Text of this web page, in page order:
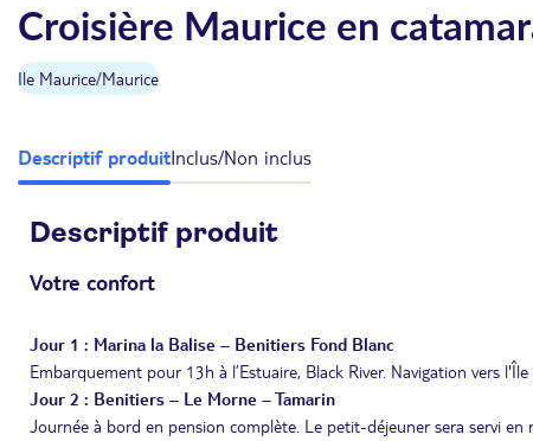
Croisière Maurice en
Ile Maurice/Maurice
Descriptif produitInclus/Non inclus
Descriptif produit
Votre confort
Jour 1 : Marina la Balise – Benitiers Fond Blanc
Embarquement pour 13h à l’Estuaire, Black River. Navigation vers
Jour 2 : Benitiers – Le Morne – Tamarin
Journée à bord en pension complète. Le petit-déjeuner sera servi